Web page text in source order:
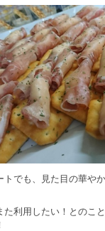
トでも、見た目の華や
た利用したい！とのこ